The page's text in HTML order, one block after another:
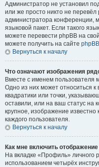
Администратор не установил
или же просто никто не
администратора конференции,
языковой пакет. Если такого
можете перевести phpBB на
можете получить на сайте phpBB
Вернуться к началу
Что означают изображения
Вместе с именем пользователя
Одно из них может относиться
квадратики или точки,
оставили, или на ваш статус на
крупное, изображение известно
каждого пользователя.
Вернуться к началу
Как мне включить
На вкладке «Профиль» личного
использованием четырёх